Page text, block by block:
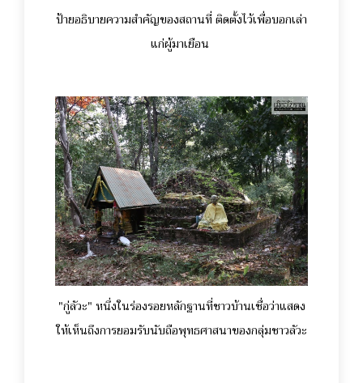
ป้ายอธิบายความสำคัญของสถานที่ ติดตั้งไว้เพื่อบอกเล่า
แก่ผู้มาเยือน
"กู่ลัวะ" หนึ่งในร่องรอยหลักฐานที่ชาวบ้านเชื่อว่าแสดง
ให้เห็นถึงการยอมรับนับถือพุทธศาสนาของกลุ่มชาวลัวะ